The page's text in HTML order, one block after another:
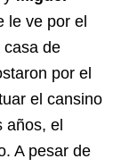
le ve por el
casa de
por el
el cansino
años, el
A pesar de